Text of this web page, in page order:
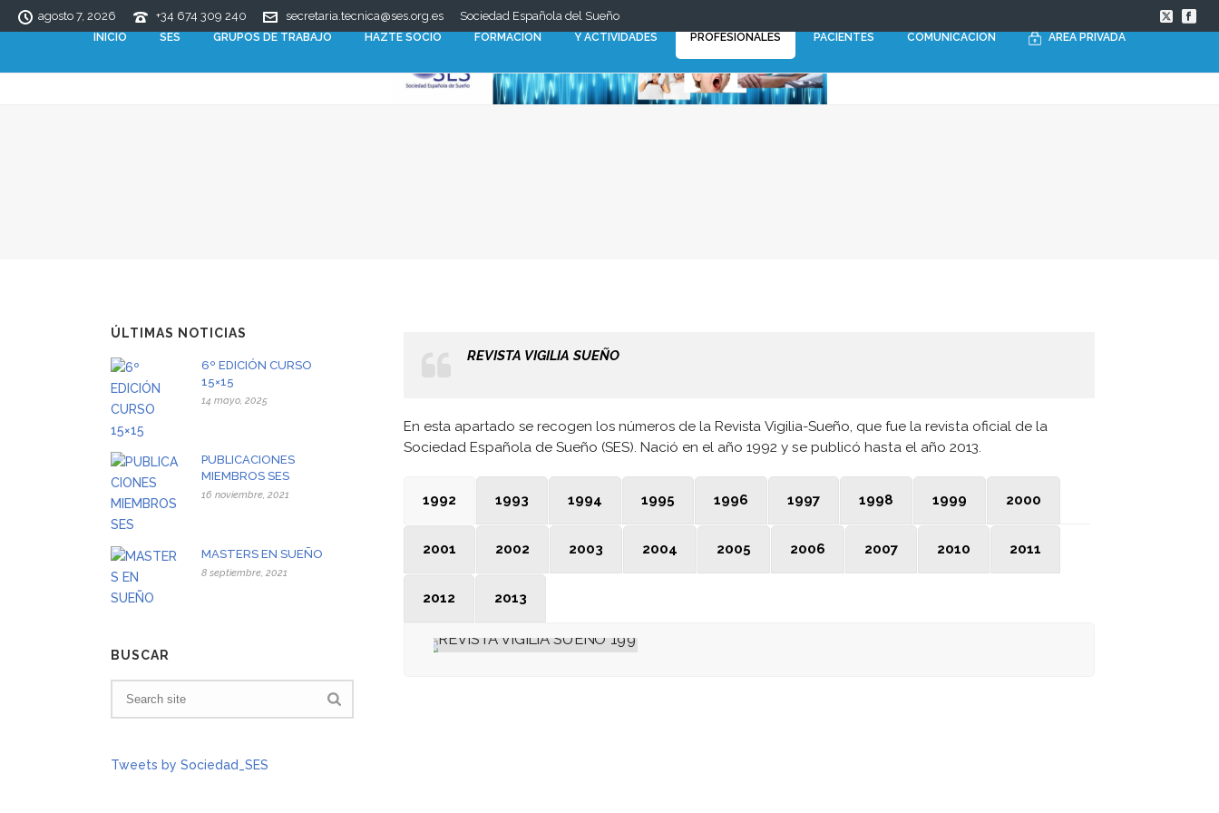
agosto 7, 2026 +34 674 309 240 secretaria.tecnica@ses.org.es Sociedad Española del Sueño
INICIO SES GRUPOS DE TRABAJO HAZTE SOCIO FORMACIÓN
CONGRESOS
Y ACTIVIDADES
PROFESIONALES PACIENTES COMUNICACIÓN AREA PRIVADA
REVISTA VIGILIA SUEÑO
En esta apartado se recogen los números de la Revista Vigilia-Sueño, que fue la revista oficial de la
Sociedad Española de Sueño (SES). Nació en el año 1992 y se publicó hasta el año 2013.
1992 1993 1994 1995 1996 1997 1998 1999 2000
2001 2002 2003 2004 2005 2006 2007 2010 2011
2012 2013
ÚLTIMAS NOTICIAS
6º EDICIÓN CURSO
15×15
14 mayo, 2025
PUBLICACIONES
MIEMBROS SES
16 noviembre, 2021
MASTERS EN SUEÑO
8 septiembre, 2021
BUSCAR
Tweets by Sociedad_SES